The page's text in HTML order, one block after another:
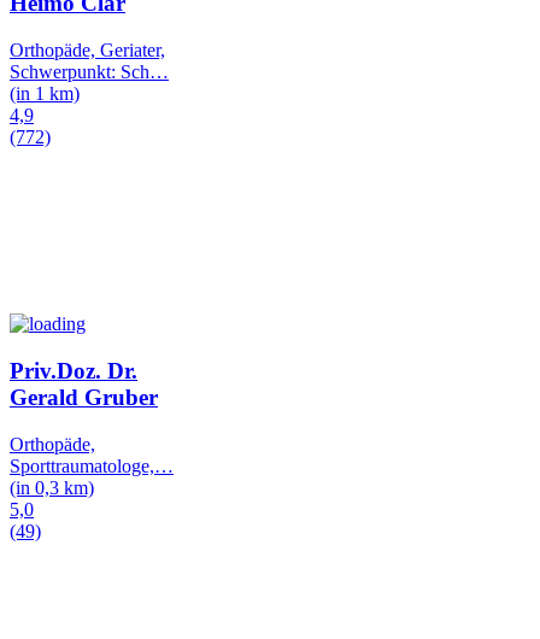
Orthopäde, Geriater,
Schwerpunkt: Sch…
(in 1 km)
4,9
(772)
Priv.Doz. Dr.
Gerald Gruber
Orthopäde,
Sporttraumatologe,…
(in 0,3 km)
5,0
(49)